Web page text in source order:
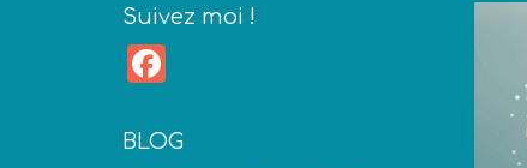
Suivez moi !
BLOG